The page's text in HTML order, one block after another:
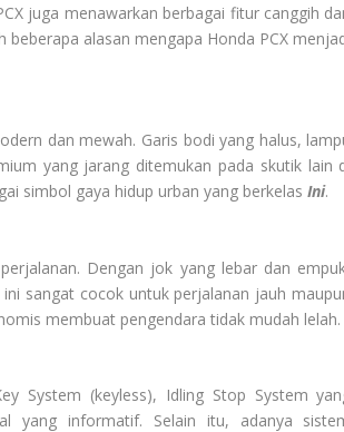
juga menawarkan berbagai fitur canggih
alasan mengapa Honda PCX
dan mewah. Garis bodi yang halus,
yang jarang ditemukan pada skutik lain
simbol gaya hidup urban yang berkelas Ini.
Dengan jok yang lebar dan
sangat cocok untuk perjalanan jauh
membuat pengendara tidak mudah lelah.
System (keyless), Idling Stop System
yang informatif. Selain itu, adanya